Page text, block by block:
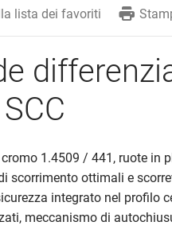
lista dei favoriti
1.4509 / 441, ruote in
scorrimento ottimali e
integrato nel profilo
meccanismo di